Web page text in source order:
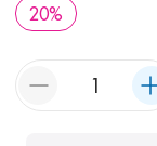
20%
4. cerave
shampoo